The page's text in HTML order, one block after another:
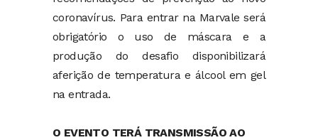
coronavírus. Para entrar na Marvale será
obrigatório o uso de máscara e a
produção do desafio disponibilizará
aferição de temperatura e álcool em gel
na entrada.
O EVENTO TERÁ TRANSMISSÃO AO